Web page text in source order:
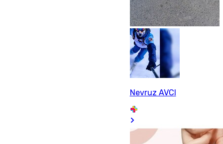
Nevruz AVCI